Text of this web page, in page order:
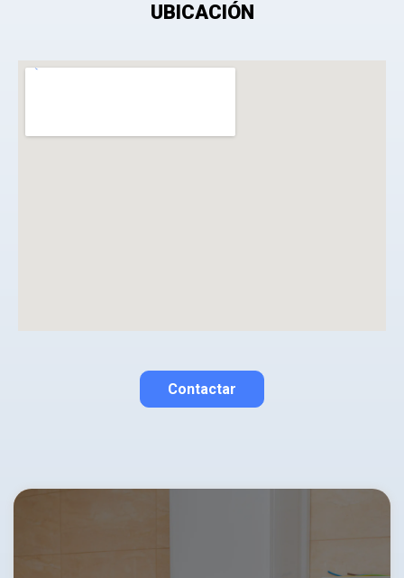
¿Qué puntuación le das?UBICACIÓN
Contactar